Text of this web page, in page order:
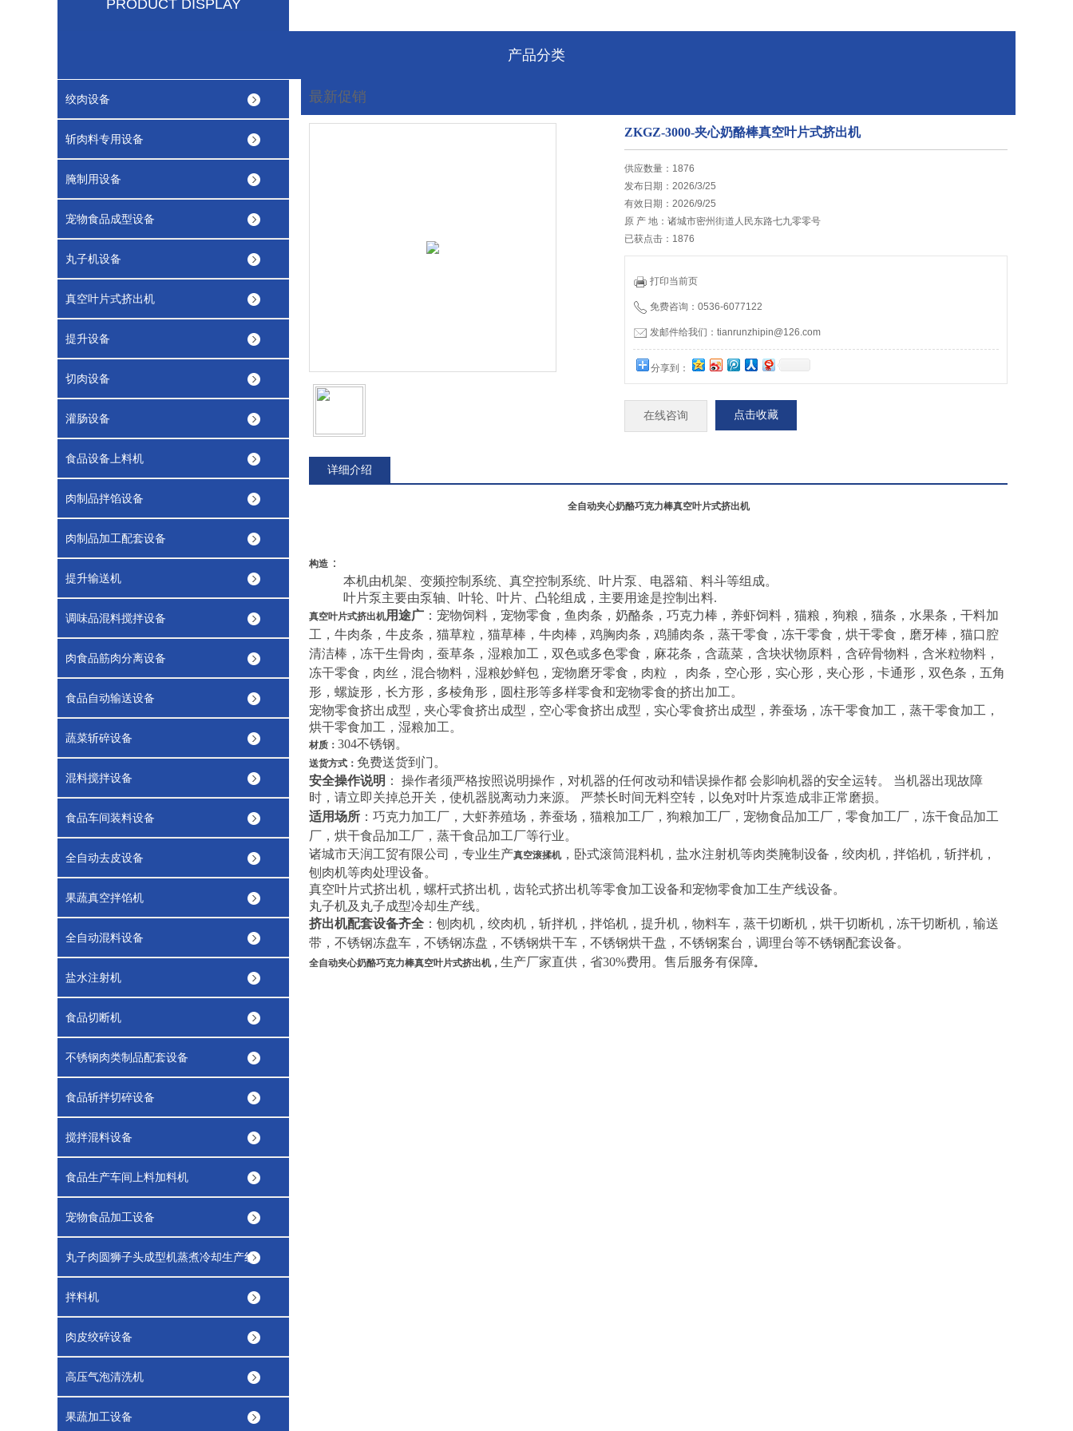
PRODUCT DISPLAY
产品分类
绞肉设备
斩肉料专用设备
腌制用设备
宠物食品成型设备
丸子机设备
真空叶片式挤出机
提升设备
切肉设备
灌肠设备
食品设备上料机
肉制品拌馅设备
肉制品加工配套设备
提升输送机
调味品混料搅拌设备
肉食品筋肉分离设备
食品自动输送设备
蔬菜斩碎设备
混料搅拌设备
食品车间装料设备
全自动去皮设备
果蔬真空拌馅机
全自动混料设备
盐水注射机
食品切断机
不锈钢肉类制品配套设备
食品斩拌切碎设备
搅拌混料设备
食品生产车间上料加料机
宠物食品加工设备
丸子肉圆狮子头成型机蒸煮冷却生产线
拌料机
肉皮绞碎设备
高压气泡清洗机
果蔬加工设备
最新促销
ZKGZ-3000-夹心奶酪棒真空叶片式挤出机
供应数量：1876
发布日期：2026/3/25
有效日期：2026/9/25
原 产 地：诸城市密州街道人民东路七九零零号
已获点击：1876
打印当前页
免费咨询：0536-6077122
发邮件给我们：tianrunzhipin@126.com
分享到：
在线咨询 点击收藏
详细介绍
全自动夹心奶酪巧克力棒真空叶片式挤出机
构造 ：
本机由机架、变频控制系统、真空控制系统、叶片泵、电器箱、料斗等组成。
叶片泵主要由泵轴、叶轮、叶片、凸轮组成，主要用途是控制出料.
真空叶片式挤出机用途广 ：宠物饲料，宠物零食，鱼肉条，奶酪条，巧克力棒，养虾饲料，猫粮，狗粮，猫条，水果条，干料加
工，牛肉条，牛皮条，猫草粒，猫草棒，牛肉棒，鸡胸肉条，鸡脯肉条，蒸干零食，冻干零食，烘干零食，磨牙棒，猫口腔
清洁棒，冻干生骨肉，蚕草条，湿粮加工，双色或多色零食，麻花条，含蔬菜，含块状物原料，含碎骨物料，含米粒物料，
冻干零食，肉丝，混合物料，湿粮妙鲜包， 宠物磨牙零食， 肉粒 ， 肉条，空心形，实心形，夹心形，卡通形，双色条，五角
形，螺旋形，长方形，多棱角形，圆柱形等多样零食和宠物零食的挤出加工。
宠物零食挤出成型，夹心零食挤出成型，空心零食挤出成型，实心零食挤出成型，养蚕场，冻干零食加工，蒸干零食加工，
烘干零食加工，湿粮加工。
材质： 304不锈钢。
送货方式： 免费送货到门。
安全操作说明 ： 操作者须严格按照说明操作，对机器的任何改动和错误操作都 会影响机器的安全运转。 当机器出现故障
时，请立即关掉总开关，使机器脱离动力来源。 严禁长时间无料空转，以免对叶片泵造成非正常磨损。
适用场所 ：巧克力加工厂，大虾养殖场，养蚕场，猫粮加工厂，狗粮加工厂，宠物食品加工厂，零食加工厂，冻干食品加工
厂，烘干食品加工厂，蒸干食品加工厂等行业。
诸城市天润工贸有限公司，专业生产真空滚揉机，卧式滚筒混料机，盐水注射机等肉类腌制设备，绞肉机，拌馅机，斩拌机，
刨肉机等肉处理设备。
真空叶片式挤出机，螺杆式挤出机，齿轮式挤出机等零食加工设备和宠物零食加工生产线设备。
丸子机及丸子成型冷却生产线。
挤出机配套设备齐全 ：刨肉机，绞肉机，斩拌机，拌馅机，提升机，物料车，蒸干切断机，烘干切断机，冻干切断机，输送
带，不锈钢冻盘车，不锈钢冻盘，不锈钢烘干车，不锈钢烘干盘，不锈钢案台，调理台等不锈钢配套设备。
全自动夹心奶酪巧克力棒真空叶片式挤出机， 生产厂家直供，省30%费用。售后服务有保障。